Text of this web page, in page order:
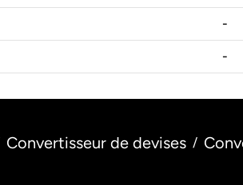
-
-
Convertisseur de devises /